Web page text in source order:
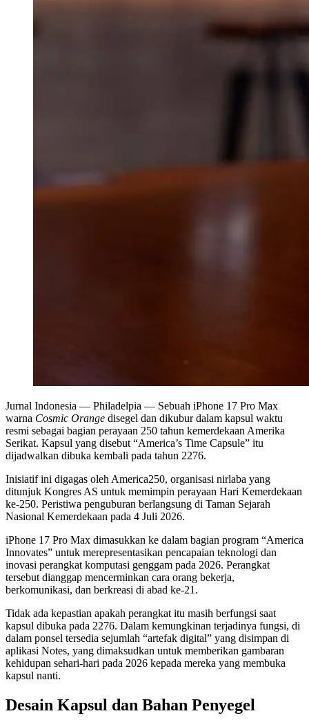
Jurnal Indonesia — Philadelpia — Sebuah iPhone 17 Pro Max
warna Cosmic Orange disegel dan dikubur dalam kapsul waktu
resmi sebagai bagian perayaan 250 tahun kemerdekaan Amerika
Serikat. Kapsul yang disebut “America’s Time Capsule” itu
dijadwalkan dibuka kembali pada tahun 2276.
Inisiatif ini digagas oleh America250, organisasi nirlaba yang
ditunjuk Kongres AS untuk memimpin perayaan Hari Kemerdekaan
ke-250. Peristiwa penguburan berlangsung di Taman Sejarah
Nasional Kemerdekaan pada 4 Juli 2026.
iPhone 17 Pro Max dimasukkan ke dalam bagian program “America
Innovates” untuk merepresentasikan pencapaian teknologi dan
inovasi perangkat komputasi genggam pada 2026. Perangkat
tersebut dianggap mencerminkan cara orang bekerja,
berkomunikasi, dan berkreasi di abad ke-21.
Tidak ada kepastian apakah perangkat itu masih berfungsi saat
kapsul dibuka pada 2276. Dalam kemungkinan terjadinya fungsi, di
dalam ponsel tersedia sejumlah “artefak digital” yang disimpan di
aplikasi Notes, yang dimaksudkan untuk memberikan gambaran
kehidupan sehari-hari pada 2026 kepada mereka yang membuka
kapsul nanti.
Desain Kapsul dan Bahan Penyegel